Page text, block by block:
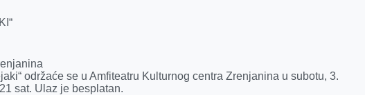
održaće se u Amfiteatru Kulturnog centra Zrenjanina u subotu, 3.
sat. Ulaz je besplatan.